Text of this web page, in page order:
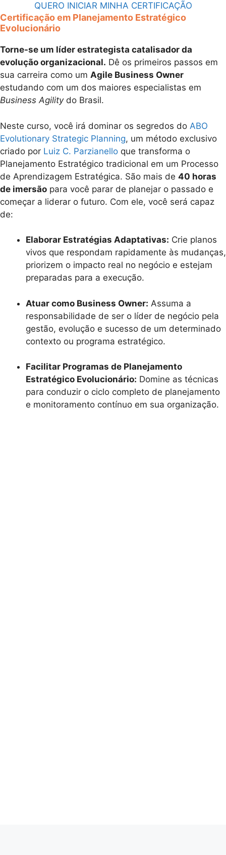
QUERO INICIAR MINHA CERTIFICAÇÃO
Certificação em Planejamento Estratégico
Evolucionário
Torne-se um líder estrategista catalisador da
evolução organizacional. Dê os primeiros passos em
sua carreira como um Agile Business Owner
estudando com um dos maiores especialistas em
Business Agilitydo Brasil.
Neste curso, você irá dominar os segredos do ABO
Evolutionary Strategic Planning, um método exclusivo
criado por Luiz C. Parzianello que transforma o
Planejamento Estratégico tradicional em um Processo
de Aprendizagem Estratégica. São mais de 40 horas
de imersão para você parar de planejar o passado e
começar a liderar o futuro. Com ele, você será capaz
de:
Elaborar Estratégias Adaptativas: Crie planos
vivos que respondam rapidamente às mudanças,
priorizem o impacto real no negócio e estejam
preparadas para a execução.
Atuar como Business Owner: Assuma a
responsabilidade de ser o líder de negócio pela
gestão, evolução e sucesso de um determinado
contexto ou programa estratégico.
Facilitar Programas de Planejamento
Estratégico Evolucionário: Domine as técnicas
para conduzir o ciclo completo de planejamento
e monitoramento contínuo em sua organização.